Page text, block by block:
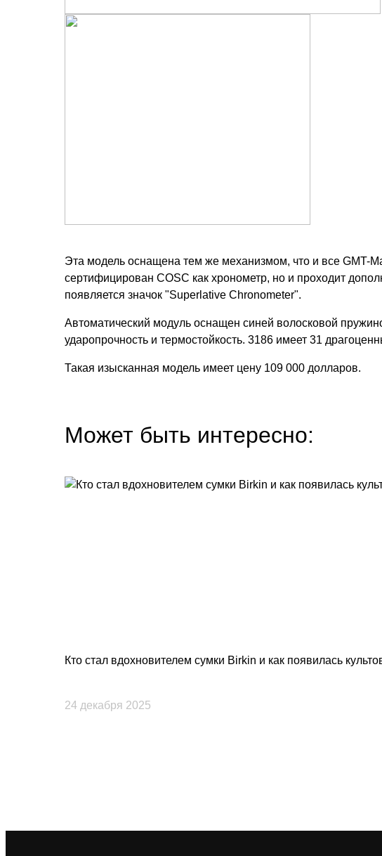
Эта модель оснащена тем же механизмом, что и все GMT-
сертифицирован COSC как хронометр, но и проходит
появляется значок "Superlative Chronometer".
Автоматический модуль оснащен синей волосковой
ударопрочность и термостойкость. 3186 имеет 31
Такая изысканная модель имеет цену 109 000 долларов.
Может быть интересно:
Кто стал вдохновителем сумки Birkin и как появилась
24 декабря 2025